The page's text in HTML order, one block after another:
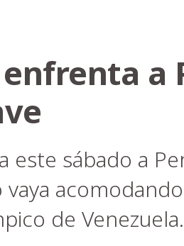
a
este sábado a
de Venezuela.